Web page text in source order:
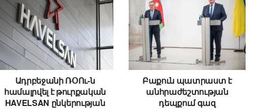
Ադրբեջանի ՌՕՈւ-ն
համալրվել է թուրքական
HAVELSAN ընկերության
Բաքուն պատրաստ է
անհրաժեշտության
դեպքում գազ